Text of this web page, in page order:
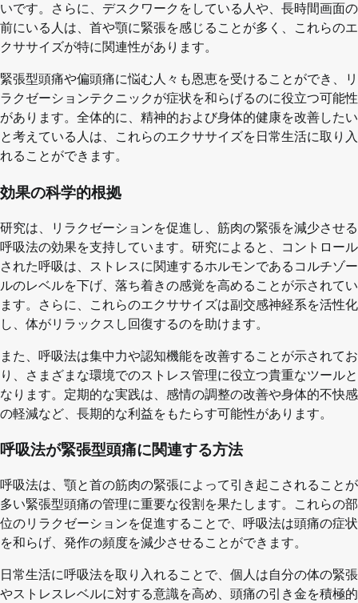
いです。さらに、デスクワークをしている人や、長時間画面の
前にいる人は、首や顎に緊張を感じることが多く、これらのエ
クササイズが特に関連性があります。
緊張型頭痛や偏頭痛に悩む人々も恩恵を受けることができ、リ
ラクゼーションテクニックが症状を和らげるのに役立つ可能性
があります。全体的に、精神的および身体的健康を改善したい
と考えている人は、これらのエクササイズを日常生活に取り入
れることができます。
効果の科学的根拠
研究は、リラクゼーションを促進し、筋肉の緊張を減少させる
呼吸法の効果を支持しています。研究によると、コントロール
された呼吸は、ストレスに関連するホルモンであるコルチゾー
ルのレベルを下げ、落ち着きの感覚を高めることが示されてい
ます。さらに、これらのエクササイズは副交感神経系を活性化
し、体がリラックスし回復するのを助けます。
また、呼吸法は集中力や認知機能を改善することが示されてお
り、さまざまな環境でのストレス管理に役立つ貴重なツールと
なります。定期的な実践は、感情の調整の改善や身体的不快感
の軽減など、長期的な利益をもたらす可能性があります。
呼吸法が緊張型頭痛に関連する方法
呼吸法は、顎と首の筋肉の緊張によって引き起こされることが
多い緊張型頭痛の管理に重要な役割を果たします。これらの部
位のリラクゼーションを促進することで、呼吸法は頭痛の症状
を和らげ、発作の頻度を減少させることができます。
日常生活に呼吸法を取り入れることで、個人は自分の体の緊張
やストレスレベルに対する意識を高め、頭痛の引き金を積極的